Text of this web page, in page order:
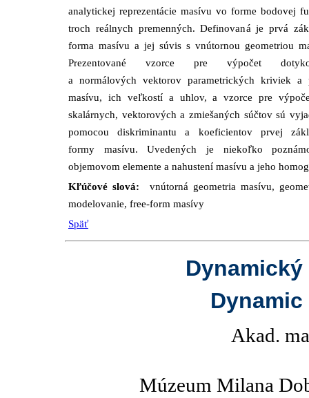
analytickej reprezentácie masívu vo forme bodovej
troch reálnych premenných. Definovaná je prvá
forma masívu a jej súvis s vnútornou geometriou
Prezentované vzorce pre výpočet
a normálových vektorov parametrických kriviek a
masívu, ich veľkostí a uhlov, a vzorce pre
skalárnych, vektorových a zmiešaných súčtov sú
pomocou diskriminantu a koeficientov prvej
formy masívu. Uvedených je niekoľko
objemovom elemente a nahustení masívu a jeho
Kľúčové slová: vnútorná geometria masívu,
modelovanie, free-form masívy
Späť
Akad.
Múzeum Milana